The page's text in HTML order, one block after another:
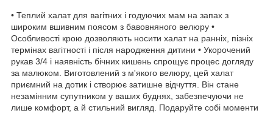
• Теплий халат для вагітних і годуючих мам на запах з
широким вшивним поясом з бавовняного велюру •
Особливості крою дозволяють носити халат на ранніх, пізніх
термінах вагітності і після народження дитини • Укорочений
рукав 3/4 і наявність бічних кишень спрощує процес догляду
за малюком. Виготовлений з м'якого велюру, цей халат
приємний на дотик і створює затишне відчуття. Він стане
незамінним супутником у ваших буднях, забезпечуючи не
лише комфорт, а й стильний вигляд. Подаруйте собі моменти